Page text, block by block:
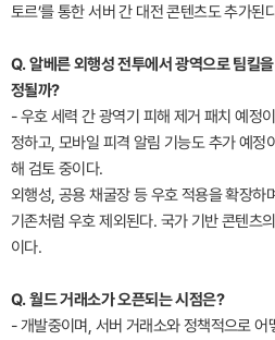
토르’를 통한 서버 간 대전 콘텐츠도 추가된
Q. 알베른 외행성 전투에서 광역으로 팀킬
정될까?
- 우호 세력 간 광역기 피해 제거 패치 예정
정하고, 모바일 피격 알림 기능도 추가 예정
해 검토 중이다.
외행성, 공용 채굴장 등 우호 적용을 확장하
기존처럼 우호 제외된다. 국가 기반 콘텐츠
이다.
Q. 월드 거래소가 오픈되는 시점은?
- 개발중이며, 서버 거래소와 정책적으로